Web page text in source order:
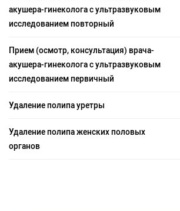
акушера-гинеколога с ультразвуковым
исследованием повторный
Прием (осмотр, консультация) врача-
акушера-гинеколога с ультразвуковым
исследованием первичный
Удаление полипа уретры
Удаление полипа женских половых
органов